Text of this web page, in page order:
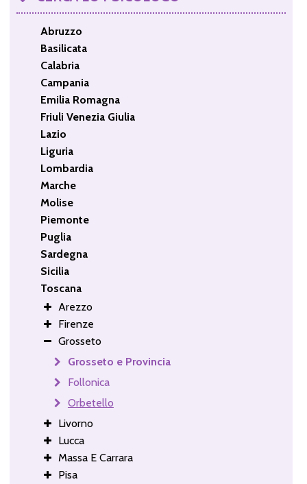
Abruzzo
Basilicata
Calabria
Campania
Emilia Romagna
Friuli Venezia Giulia
Lazio
Liguria
Lombardia
Marche
Molise
Piemonte
Puglia
Sardegna
Sicilia
Toscana
Arezzo
Firenze
Grosseto
Grosseto e Provincia
Follonica
Orbetello
Livorno
Lucca
Massa E Carrara
Pisa